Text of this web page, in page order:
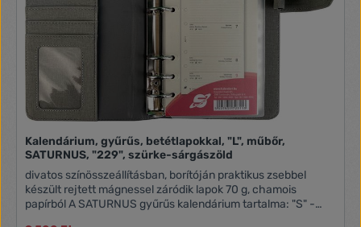
Kalendárium, gyűrűs, betétlapokkal, "L", műbőr,
SATURNUS, "229", szürke-sárgászöld
divatos színösszeállításban, borítóján praktikus zsebbel
készült rejtett mágnessel záródik lapok 70 g, chamois
papírból A SATURNUS gyűrűs kalendárium tartalma: "S" -